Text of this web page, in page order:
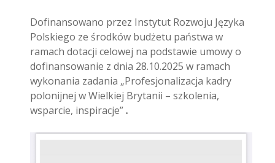
Dofinansowano przez Instytut Rozwoju Języka
Polskiego ze środków budżetu państwa w
ramach dotacji celowej na podstawie umowy o
dofinansowanie z dnia 28.10.2025 w ramach
wykonania zadania „Profesjonalizacja kadry
polonijnej w Wielkiej Brytanii – szkolenia,
wsparcie, inspiracje”.